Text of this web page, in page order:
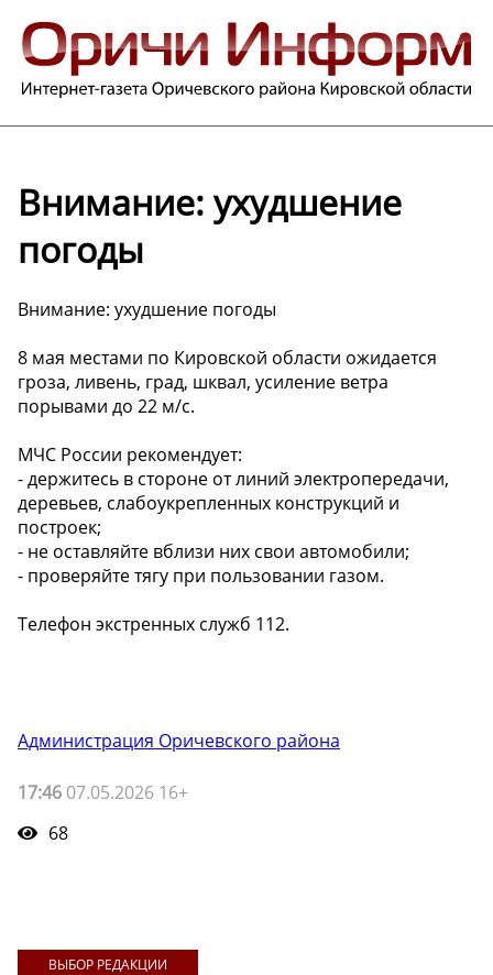
Внимание: ухудшение
погоды
Внимание: ухудшение погоды
8 мая местами по Кировской области ожидается
гроза, ливень, град, шквал, усиление ветра
порывами до 22 м/с.
МЧС России рекомендует:
- держитесь в стороне от линий электропередачи,
деревьев, слабоукрепленных конструкций и
построек;
- не оставляйте вблизи них свои автомобили;
- проверяйте тягу при пользовании газом.
Телефон экстренных служб 112.
Администрация Оричевского района
17:46 07.05.2026 16+
68
ВЫБОР РЕДАКЦИИ